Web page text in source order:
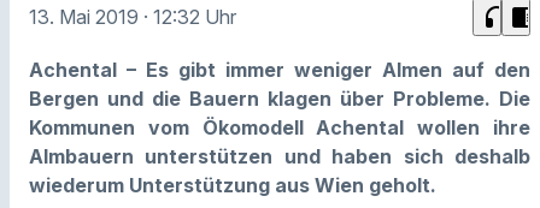
13. Mai 2019 · 12:32 Uhr headphones chrome_reader_mode
Achental – Es gibt immer weniger Almen auf den
Bergen und die Bauern klagen über Probleme. Die
Kommunen vom Ökomodell Achental wollen ihre
Almbauern unterstützen und haben sich deshalb
wiederum Unterstützung aus Wien geholt.